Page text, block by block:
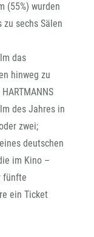
(55%) wurden
sechs Sälen
das
hinweg zu
des Jahres in
zwei;
deutschen
im Kino –
fünfte
ein Ticket